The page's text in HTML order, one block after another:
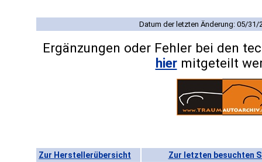
Datum der letzten Änderung: 05/31/
Ergänzungen oder Fehler bei den
hiermitgeteilt
Zur Herstellerübersicht Zur letzten besuchten